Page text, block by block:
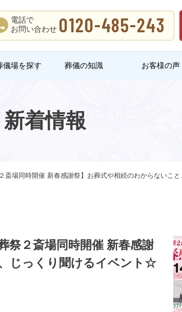
電話で
お問い合わせ 0120-485-243
儀場を探す 葬儀の知識 お客様の声
新着情報
斎場同時開催 新春感謝祭】お葬式や相続のわからないこ
祭２斎場同時開催 新春感謝
じっくり聞けるイベント☆